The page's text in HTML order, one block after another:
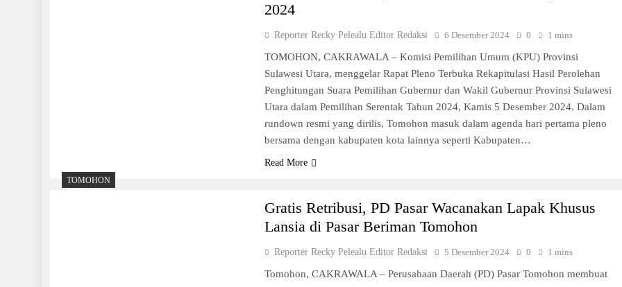
2024
Reporter Recky Pelealu Editor Redaksi 6 Desember 2024 0 1 mins
TOMOHON, CAKRAWALA – Komisi Pemilihan Umum (KPU) Provinsi
Sulawesi Utara, menggelar Rapat Pleno Terbuka Rekapitulasi Hasil Perolehan
Penghitungan Suara Pemilihan Gubernur dan Wakil Gubernur Provinsi Sulawesi
Utara dalam Pemilihan Serentak Tahun 2024, Kamis 5 Desember 2024. Dalam
rundown resmi yang dirilis, Tomohon masuk dalam agenda hari pertama pleno
bersama dengan kabupaten kota lainnya seperti Kabupaten…
Read More
TOMOHON
Gratis Retribusi, PD Pasar Wacanakan Lapak Khusus
Lansia di Pasar Beriman Tomohon
Reporter Recky Pelealu Editor Redaksi 5 Desember 2024 0 1 mins
Tomohon, CAKRAWALA – Perusahaan Daerah (PD) Pasar Tomohon membuat